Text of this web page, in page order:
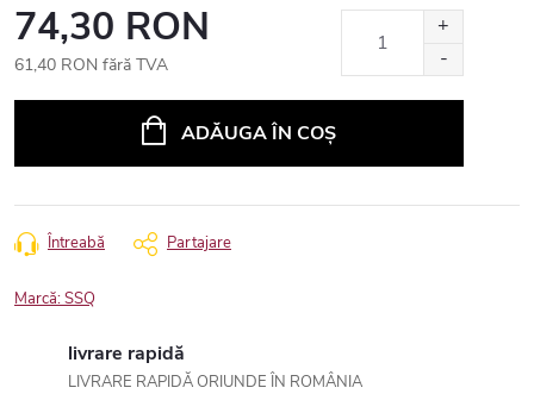
74,30 RON
61,40 RON fără TVA
ADĂUGA ÎN COŞ
Întreabă Partajare
Marcă:SSQ
livrare rapidă
LIVRARE RAPIDĂ ORIUNDE ÎN ROMÂNIA